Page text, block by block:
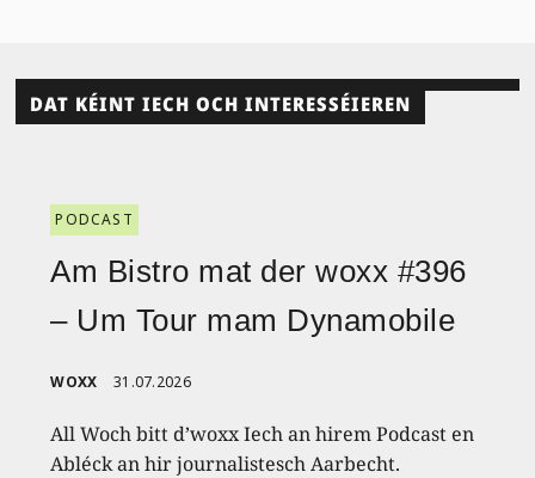
DAT KÉINT IECH OCH INTERESSÉIEREN
PODCAST
Am Bistro mat der woxx #396
– Um Tour mam Dynamobile
WOXX 31.07.2026
All Woch bitt d’woxx Iech an hirem Podcast en
Abléck an hir journalistesch Aarbecht.